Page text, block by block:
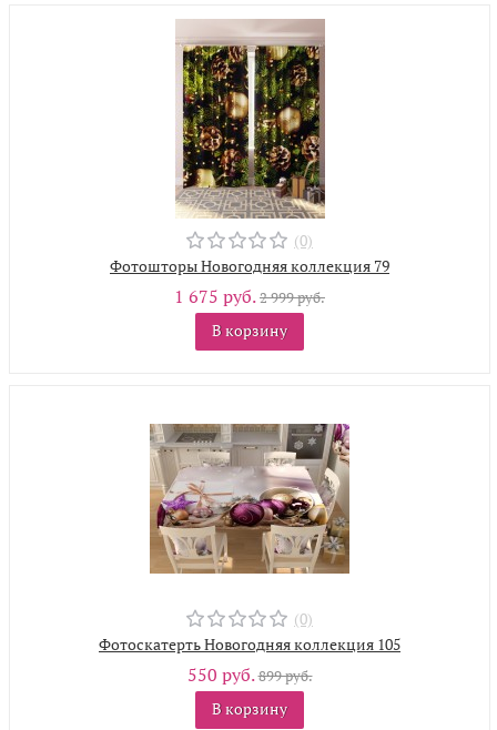
(0)
Фотошторы Новогодняя коллекция 79
1 675 руб.2 999 руб.
В корзину
(0)
Фотоскатерть Новогодняя коллекция 105
550 руб.899 руб.
В корзину